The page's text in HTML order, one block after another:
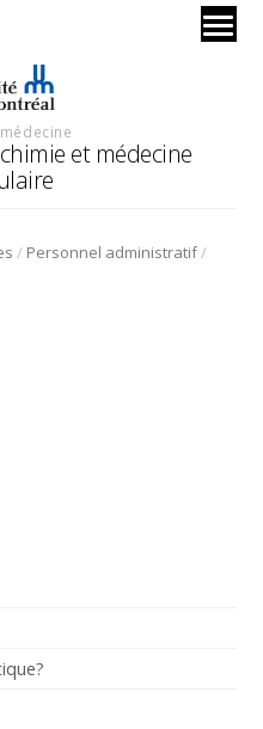
et médecine
/ Personnel administratif/